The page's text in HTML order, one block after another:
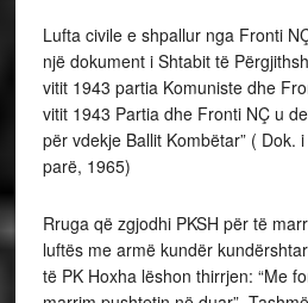
Lufta civile e shpallur nga Fronti
një dokument i Shtabit të
vitit 1943 partia Komuniste dhe
vitit 1943 Partia dhe Fronti NÇ u
për vdekje Ballit Kombëtar” ( Dok.
parë, 1965)
Rruga që zgjodhi PKSH për të
luftës me armë kundër
të PK Hoxha lëshon thirrjen: “Me